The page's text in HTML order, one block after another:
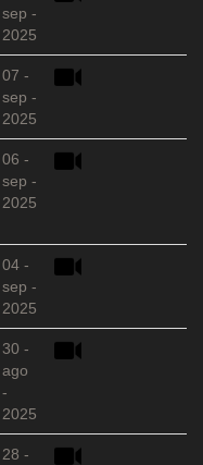
sep -
2025
07 -
sep -
2025
06 -
sep -
2025
04 -
sep -
2025
30 -
ago
-
2025
28 -